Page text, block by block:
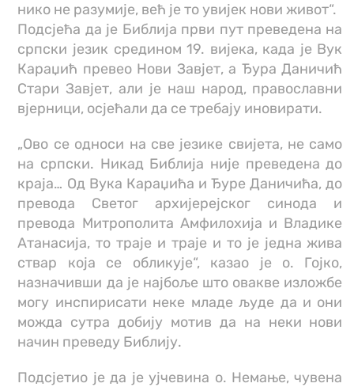
нико не разумије, већ је то увијек нови живот“.
Подсјећа да је Библија први пут преведена на
српски језик средином 19. вијека, када је Вук
Караџић превео Нови Завјет, а Ђура Даничић
Стари Завјет, али је наш народ, православни
вјерници, осјећали да се требају иновирати.
„Ово се односи на све језике свијета, не само
на српски. Никад Библија није преведена до
краја… Од Вука Караџића и Ђуре Даничића, до
превода Светог архијерејског синода и
превода Митрополита Амфилохија и Владике
Атанасија, то траје и траје и то је једна жива
ствар која се обликује“, казао је о. Гојко,
назначивши да је најбоље што овакве изложбе
могу инспирисати неке младе људе да и они
можда сутра добију мотив да на неки нови
начин преведу Библију.
Подсјетио је да је ујчевина о. Немање, чувена